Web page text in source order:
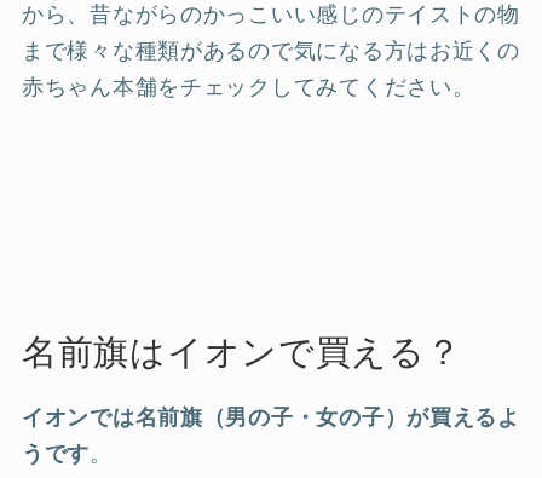
から、昔ながらのかっこいい感じのテイストの物
まで様々な種類があるので気になる方はお近くの
赤ちゃん本舗をチェックしてみてください。
名前旗はイオンで買える？
イオンでは名前旗（男の子・女の子）が買えるよ
うです。